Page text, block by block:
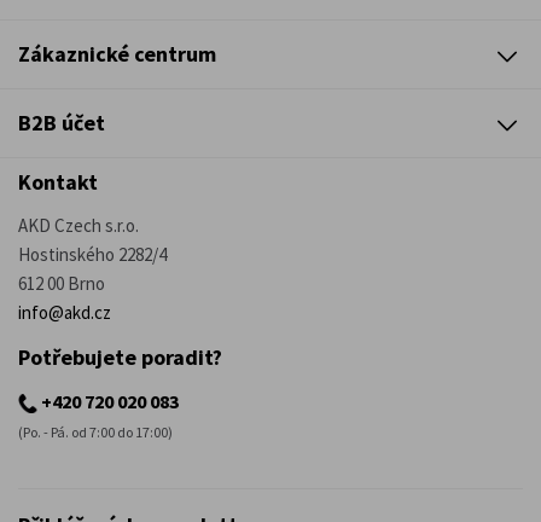
Zákaznické centrum
B2B účet
Kontakt
AKD Czech s.r.o.
Hostinského 2282/4
612 00 Brno
info@akd.cz
Potřebujete poradit?
+420 720 020 083
(Po. - Pá. od 7:00 do 17:00)